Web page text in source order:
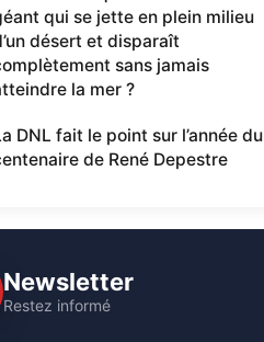
qui se jette en plein milieu
désert et disparaît
sans jamais
la mer ?
DNL fait le point sur l’année du
de René Depestre
Newsletter
Restez informé